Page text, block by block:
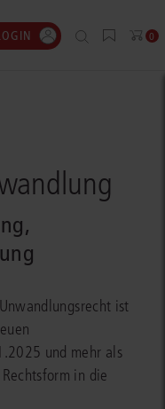
0
ist
und mehr als
in die